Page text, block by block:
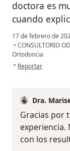
doctora es
cuando
17 de febrero de
• CONSULTORIO
Ortodoncia
• en opinión del
Reportar
Dra.
Gracias por
experiencia.
con los